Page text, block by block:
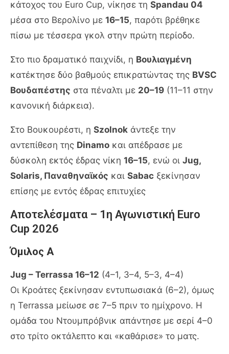
κάτοχος του Euro Cup, νίκησε τη Spandau 04
μέσα στο Βερολίνο με 16–15, παρότι βρέθηκε
πίσω με τέσσερα γκολ στην πρώτη περίοδο.
Στο πιο δραματικό παιχνίδι, η Βουλιαγμένη
κατέκτησε δύο βαθμούς επικρατώντας της BVSC
Βουδαπέστης στα πέναλτι με 20–19 (11–11 στην
κανονική διάρκεια).
Στο Βουκουρέστι, η Szolnok άντεξε την
αντεπίθεση της Dinamo και απέδρασε με
δύσκολη εκτός έδρας νίκη 16–15, ενώ οι Jug,
Solaris, Παναθηναϊκός και Sabac ξεκίνησαν
επίσης με εντός έδρας επιτυχίες
Αποτελέσματα – 1η Αγωνιστική Euro
Cup 2026
Όμιλος Α
Jug – Terrassa 16–12 (4–1, 3–4, 5–3, 4–4)
Οι Κροάτες ξεκίνησαν εντυπωσιακά (6–2), όμως
η Terrassa μείωσε σε 7–5 πριν το ημίχρονο. Η
ομάδα του Ντουμπρόβνικ απάντησε με σερί 4–0
στο τρίτο οκτάλεπτο και «καθάρισε» το ματς.